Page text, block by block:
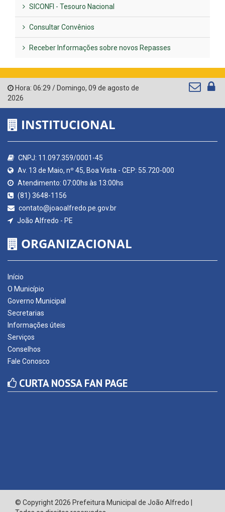
SICONFI - Tesouro Nacional
Consultar Convênios
Receber Informações sobre novos Repasses
Hora: 06:29 / Domingo, 09 de agosto de
2026
INSTITUCIONAL
CNPJ: 11.097.359/0001-45
Av. 13 de Maio, nº 45, Boa Vista - CEP: 55.720-000
Atendimento: 07:00hs às 13:00hs
(81) 3648-1156
contato@joaoalfredo.pe.gov.br
João Alfredo - PE
ORGANIZACIONAL
Início
O Município
Governo Municipal
Secretarias
Informações úteis
Serviços
Conselhos
Fale Conosco
CURTA NOSSA FAN PAGE
© Copyright 2026 Prefeitura Municipal de João Alfredo |